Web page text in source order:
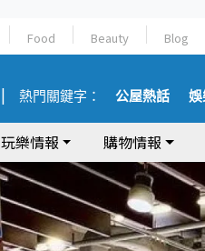
Food Beauty Blog
熱門關鍵字： 公屋熱話 娛
玩樂情報 購物情報